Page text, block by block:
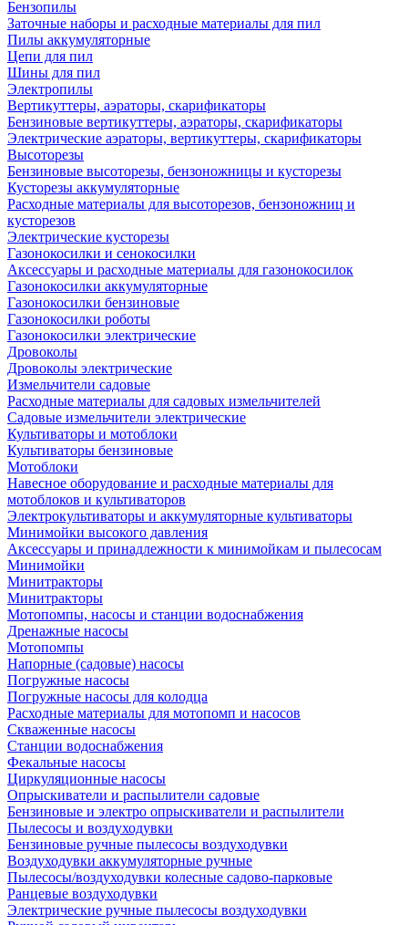
Бензопилы
Заточные наборы и расходные материалы для пил
Пилы аккумуляторные
Цепи для пил
Шины для пил
Электропилы
Вертикуттеры, аэраторы, скарификаторы
Бензиновые вертикуттеры, аэраторы, скарификаторы
Электрические аэраторы, вертикуттеры, скарификаторы
Высоторезы
Бензиновые высоторезы, бензоножницы и кусторезы
Кусторезы аккумуляторные
Расходные материалы для высоторезов, бензоножниц и
кусторезов
Электрические кусторезы
Газонокосилки и сенокосилки
Аксессуары и расходные материалы для газонокосилок
Газонокосилки аккумуляторные
Газонокосилки бензиновые
Газонокосилки роботы
Газонокосилки электрические
Дровоколы
Дровоколы электрические
Измельчители садовые
Расходные материалы для садовых измельчителей
Садовые измельчители электрические
Культиваторы и мотоблоки
Культиваторы бензиновые
Мотоблоки
Навесное оборудование и расходные материалы для
мотоблоков и культиваторов
Электрокультиваторы и аккумуляторные культиваторы
Минимойки высокого давления
Аксессуары и принадлежности к минимойкам и пылесосам
Минимойки
Минитракторы
Минитракторы
Мотопомпы, насосы и станции водоснабжения
Дренажные насосы
Мотопомпы
Напорные (садовые) насосы
Погружные насосы
Погружные насосы для колодца
Расходные материалы для мотопомп и насосов
Скваженные насосы
Станции водоснабжения
Фекальные насосы
Циркуляционные насосы
Опрыскиватели и распылители садовые
Бензиновые и электро опрыскиватели и распылители
Пылесосы и воздуходувки
Бензиновые ручные пылесосы воздуходувки
Воздуходувки аккумуляторные ручные
Пылесосы/воздуходувки колесные садово-парковые
Ранцевые воздуходувки
Электрические ручные пылесосы воздуходувки